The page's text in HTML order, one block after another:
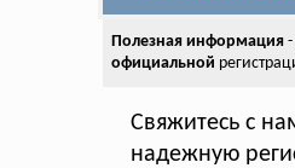
Полезная информация-
официальной
Свяжитесь с
надежную